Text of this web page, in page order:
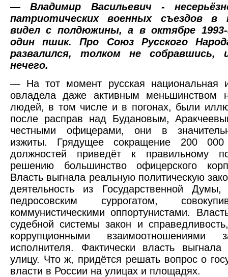
—Владимир Васильевич -
патриотических военных съездов в
видел с полдюжины, а в октябре 1993-
один пшик. Про Союз Русского
развалился, толком не собравшись,
нечего.
— На тот момент русская национальная
овладела даже активным меньшинством
людей, в том числе и в погонах, были
после расправ над Будановым,
честными офицерами, они в
изжиты. Грядущее сокращение 200 000
должностей приведёт к правильному
решению большинство офицерского
Власть выгнала реальную политическую
деятельность из Государственной
педросовским суррогатом,
коммунистическими оппортунистами.
судебной системы закон и
коррупционными взаимоотношениями
исполнителя. Фактически власть
улицу. Что ж, придётся решать вопрос о
власти в России на улицах и площадях.